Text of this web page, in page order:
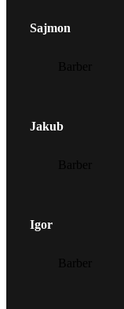
Sajmon
Jakub
Igor